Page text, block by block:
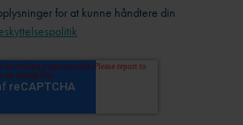
for at kunne håndtere din